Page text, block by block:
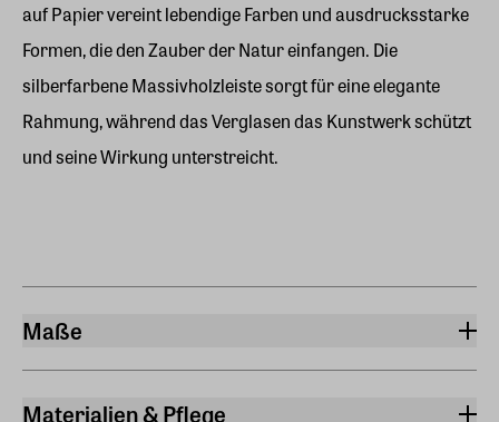
auf Papier vereint lebendige Farben und ausdrucksstarke
Formen, die den Zauber der Natur einfangen. Die
silberfarbene Massivholzleiste sorgt für eine elegante
Rahmung, während das Verglasen das Kunstwerk schützt
und seine Wirkung unterstreicht.
Maße
Materialien & Pflege